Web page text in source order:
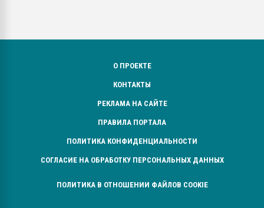
О ПРОЕКТЕ
КОНТАКТЫ
РЕКЛАМА НА САЙТЕ
ПРАВИЛА ПОРТАЛА
ПОЛИТИКА КОНФИДЕНЦИАЛЬНОСТИ
СОГЛАСИЕ НА ОБРАБОТКУ ПЕРСОНАЛЬНЫХ ДАННЫХ
ПОЛИТИКА В ОТНОШЕНИИ ФАЙЛОВ COOKIE